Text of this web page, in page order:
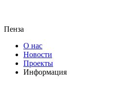
Пенза
О нас
Новости
Проекты
Информация